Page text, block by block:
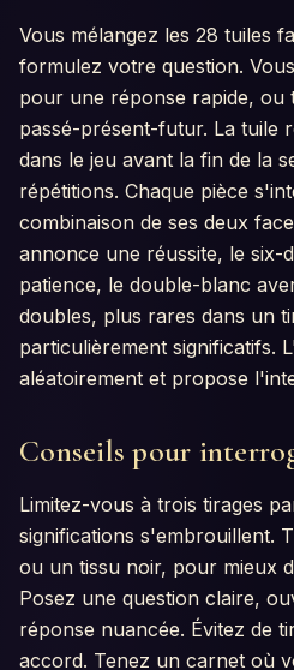
Vous mélangez les 28 tuiles
formulez votre question.
pour une réponse rapide,
passé-présent-futur. La tuile
dans le jeu avant la fin de la
répétitions. Chaque pièce
combinaison de ses deux
annonce une réussite, le six-
patience, le double-blanc
doubles, plus rares dans un
particulièrement significatifs.
aléatoirement et propose
Conseils pour
Limitez-vous à trois tirages
significations s'embrouillent.
ou un tissu noir, pour mieux
Posez une question claire,
réponse nuancée. Évitez de
accord. Tenez un carnet où